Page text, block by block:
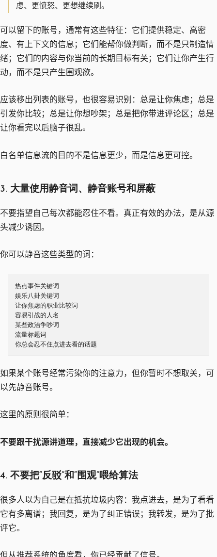
虑、更愤怒、更想继续刷。
可以留下的账号，通常有这些特征：它们提供稳定、高密
度、有上下文的信息；它们能帮你做判断，而不是只制造情
绪；它们的内容与你当前的长期目标有关；它们让你产生行
动，而不是只产生围观欲。
应该移出列表的账号，也很容易识别：总是让你焦虑；总是
引发你比较；总是让你想吵架；总是把你带进评论区；总是
让你看完以后脑子很乱。
白名单信息流的目的不是信息更少，而是信息更可控。
3. 大量使用静音词、静音账号和屏蔽
不要指望自己每次都能忍住不看。真正有效的办法，是从源
头减少诱因。
你可以静音这些类型的词：
热点事件关键词
娱乐八卦关键词
让你焦虑的职业比较词
容易引战的人名
某些政治争吵词
流量标题词
如果某个账号经常污染你的注意力，但你暂时不想取关，可
以先静音账号。
这里的原则很简单：
不要跟干扰源讲道理，直接减少它出现的机会。
4. 不要把“反驳”和“围观”喂给算法
很多人以为自己是在抵抗垃圾内容：我点进去，是为了看看
它有多离谱；我回复，是为了纠正错误；我转发，是为了批
评它。
但从推荐系统的角度看，你已经贡献了信号。